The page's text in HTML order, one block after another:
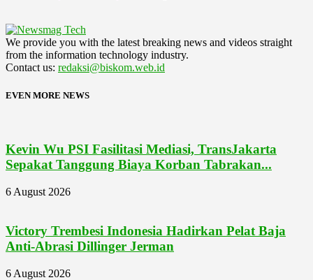
We provide you with the latest breaking news and videos straight
from the information technology industry.
Contact us: redaksi@biskom.web.id
EVEN MORE NEWS
Kevin Wu PSI Fasilitasi Mediasi, TransJakarta
Sepakat Tanggung Biaya Korban Tabrakan...
6 August 2026
Victory Trembesi Indonesia Hadirkan Pelat Baja
Anti-Abrasi Dillinger Jerman
6 August 2026